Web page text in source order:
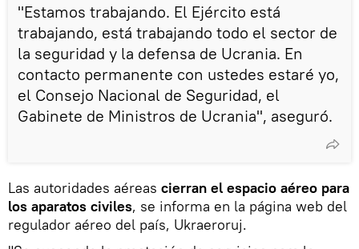
"Estamos trabajando. El Ejército está
trabajando, está trabajando todo el sector de
la seguridad y la defensa de Ucrania. En
contacto permanente con ustedes estaré yo,
el Consejo Nacional de Seguridad, el
Gabinete de Ministros de Ucrania", aseguró.
Las autoridades aéreas cierran el espacio aéreo para
los aparatos civiles, se informa en la página web del
regulador aéreo del país, Ukraeroruj.